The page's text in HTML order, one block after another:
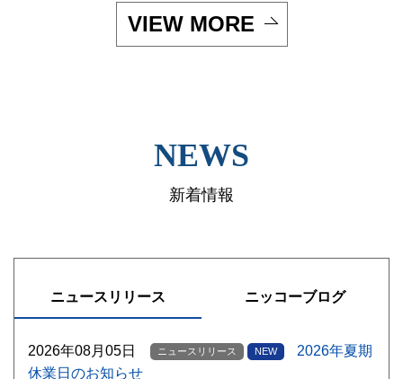
VIEW MORE
NEWS
新着情報
ニュースリリース
2026年08月05日 ニュースリリース NEW
2026年夏期
休業日のお知らせ
ニッコーブログ